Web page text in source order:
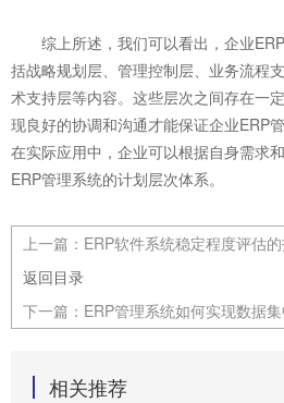
综上所述，我们可以看出，企业
括战略规划层、管理控制层、业务流程
术支持层等内容。这些层次之间存在一
现良好的协调和沟通才能保证企业ERP
在实际应用中，企业可以根据自身需求
ERP管理系统的计划层次体系。
上一篇： ERP软件系统稳定程度评估
返回目录
下一篇： ERP管理系统如何实现数据
相关推荐